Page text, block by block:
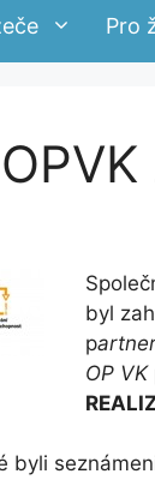
Pro
byl
p
OP VK
byli